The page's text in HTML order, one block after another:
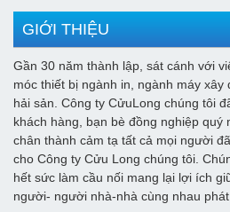
GIỚI THIỆU
Gần 30 năm thành lập, sát cánh với
móc thiết bị ngành in, ngành máy
hải sản. Công ty CửuLong chúng tôi
khách hàng, bạn bè đồng nghiệp quý
chân thành cảm tạ tất cả mọi người
cho Công ty Cửu Long chúng tôi.
hết sức làm cầu nối mang lại lợi ích
người- người nhà-nhà cùng nhau phát